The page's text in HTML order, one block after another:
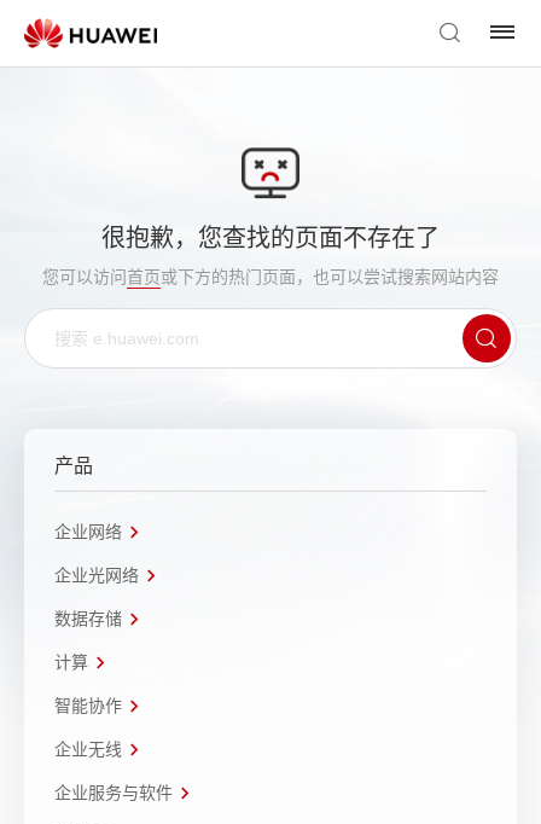
很抱歉，您查找的页面不存在了
您可以访问首页或下方的热门页面，也可以尝试搜索网站内容
产品
企业网络
企业光网络
数据存储
计算
智能协作
企业无线
企业服务与软件